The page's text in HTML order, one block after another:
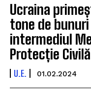
Ucraina
tone de
intermediul
Protecție Civilă
U.E. 01.02.2024